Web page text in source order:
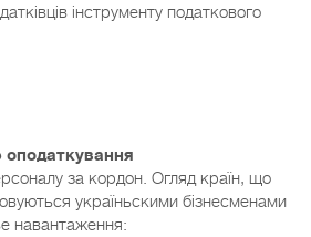
інструменту податкового
за кордон. Огляд країн, що
україньскими бізнесменами
навантаження: